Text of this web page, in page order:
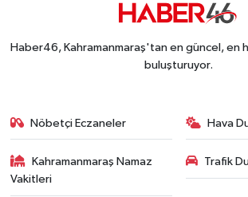
Haber46, Kahramanmaraş'tan en güncel, en
buluşturuyor.
Nöbetçi Eczaneler Hava
Kahramanmaraş Namaz
Vakitleri
Trafik